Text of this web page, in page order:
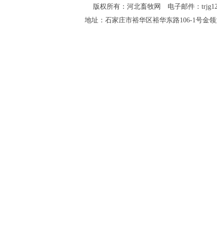
版权所有：河北畜牧网 电子邮件：
地址：石家庄市裕华区裕华东路106-1号金领